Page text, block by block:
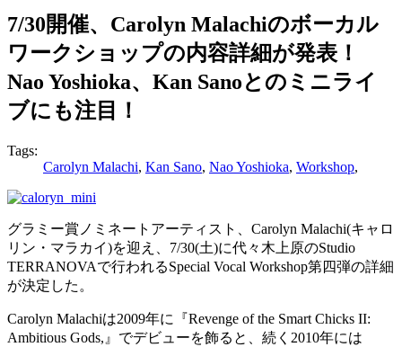
7/30開催、Carolyn Malachiのボーカル
ワークショップの内容詳細が発表！
Nao Yoshioka、Kan Sanoとのミニライ
ブにも注目！
Tags:
Carolyn Malachi, Kan Sano, Nao Yoshioka, Workshop,
グラミー賞ノミネートアーティスト、Carolyn Malachi(キャロ
リン・マラカイ)を迎え、7/30(土)に代々木上原のStudio
TERRANOVAで行われるSpecial Vocal Workshop第四弾の詳細
が決定した。
Carolyn Malachiは2009年に『Revenge of the Smart Chicks II:
Ambitious Gods,』でデビューを飾ると、続く2010年には